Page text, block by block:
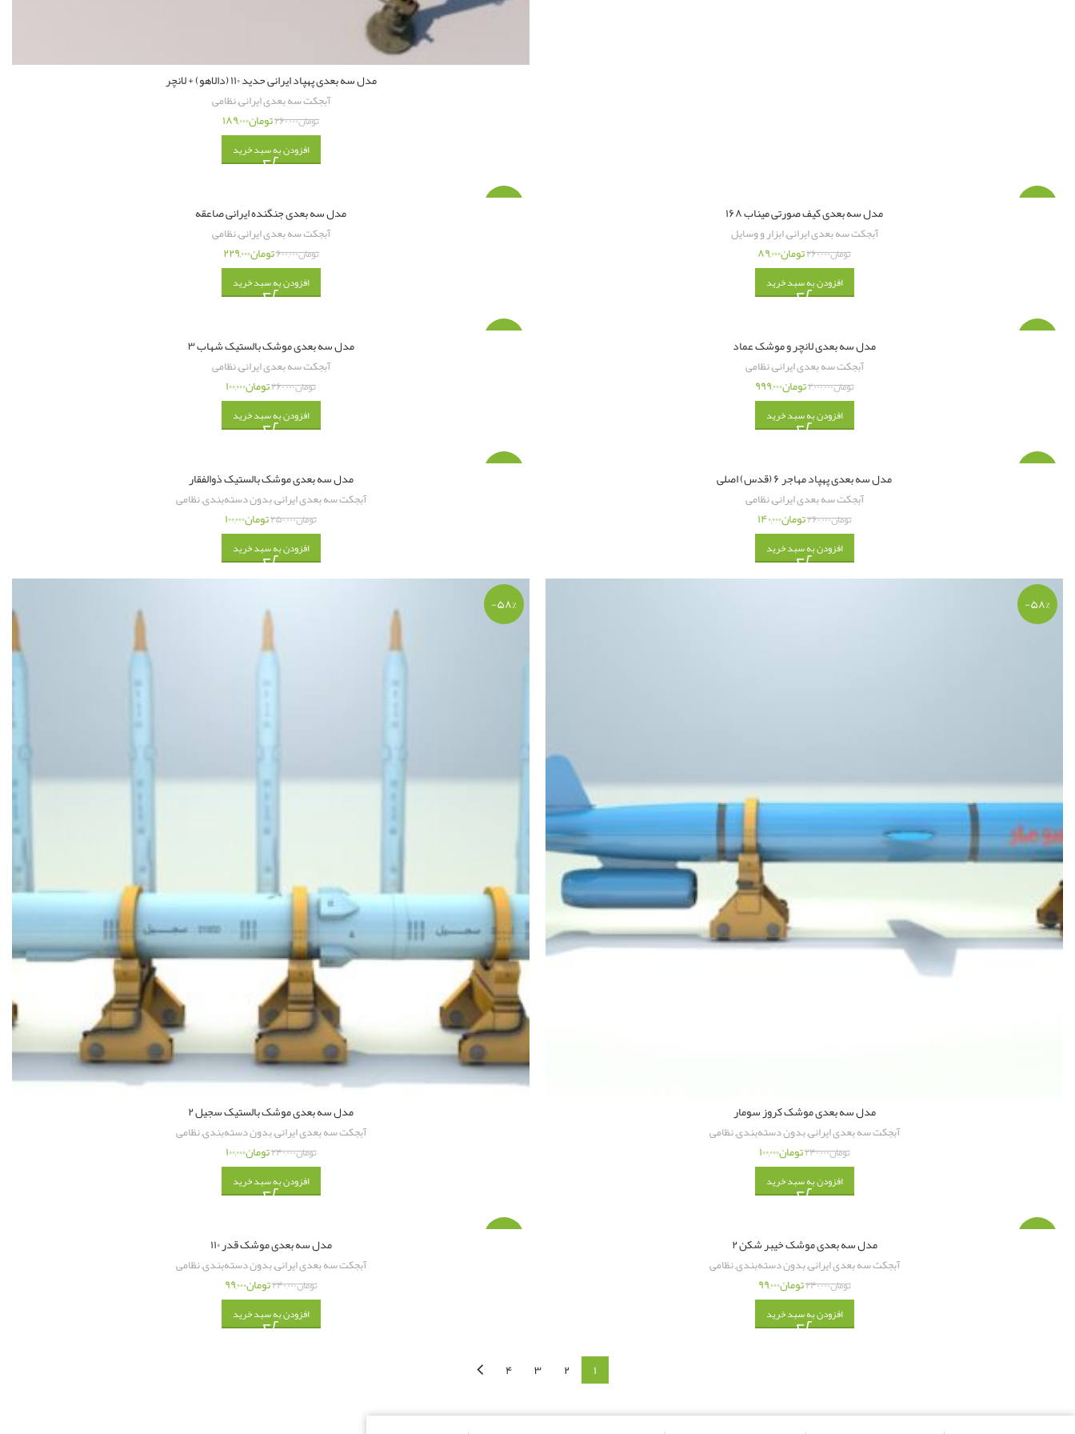
مدل سه بعدی پهپاد ایرانی حدید ۱۱۰ (دالاهو) + لانچر
آبجکت سه بعدی ایرانی,نظامی
تومان۲۶۰,۰۰۰تومان۱۸۹,۰۰۰
افزودن به سبد خرید
مدل سه بعدی کیف صورتی میناب ۱۶۸
آبجکت سه بعدی ایرانی,ابزار و وسایل
تومان۲۶۰,۰۰۰تومان۸۹,۰۰۰
افزودن به سبد خرید
مدل سه بعدی جنگنده ایرانی صاعقه
آبجکت سه بعدی ایرانی,نظامی
تومان۶۰۰,۰۰۰تومان۲۲۹,۰۰۰
افزودن به سبد خرید
مدل سه بعدی لانچر و موشک عماد
آبجکت سه بعدی ایرانی,نظامی
تومان۲,۰۰۰,۰۰۰تومان۹۹۹,۰۰۰
افزودن به سبد خرید
مدل سه بعدی موشک بالستیک شهاب ۳
آبجکت سه بعدی ایرانی,نظامی
تومان۲۶۰,۰۰۰تومان۱۰۰,۰۰۰
افزودن به سبد خرید
مدل سه بعدی پهپاد مهاجر ۶ (قدس) اصلی
آبجکت سه بعدی ایرانی,نظامی
تومان۲۶۰,۰۰۰تومان۱۴۰,۰۰۰
افزودن به سبد خرید
مدل سه بعدی موشک بالستیک ذوالفقار
آبجکت سه بعدی ایرانی,بدون دسته‌بندی,نظامی
تومان۲۵۰,۰۰۰تومان۱۰۰,۰۰۰
افزودن به سبد خرید
-۵۸%
مدل سه بعدی موشک کروز سومار
آبجکت سه بعدی ایرانی,بدون دسته‌بندی,نظامی
تومان۲۴۰,۰۰۰تومان۱۰۰,۰۰۰
افزودن به سبد خرید
-۵۸%
مدل سه بعدی موشک بالستیک سجیل ۲
آبجکت سه بعدی ایرانی,بدون دسته‌بندی,نظامی
تومان۲۴۰,۰۰۰تومان۱۰۰,۰۰۰
افزودن به سبد خرید
مدل سه بعدی موشک خیبر شکن ۲
آبجکت سه بعدی ایرانی,بدون دسته‌بندی,نظامی
تومان۲۴۰,۰۰۰تومان۹۹,۰۰۰
افزودن به سبد خرید
مدل سه بعدی موشک قدر ۱۱۰
آبجکت سه بعدی ایرانی,بدون دسته‌بندی,نظامی
تومان۲۴۰,۰۰۰تومان۹۹,۰۰۰
افزودن به سبد خرید
۱ ۲ ۳ ۴